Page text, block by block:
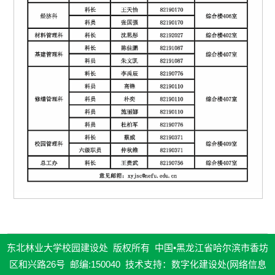
东北林业大学校园建设处 版权所有 中国•黑龙江省哈尔滨市香坊
区和兴路26号 邮编:150040 技术支持：数字化建设处(网络信息